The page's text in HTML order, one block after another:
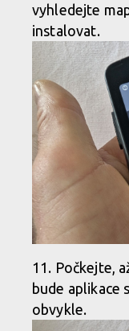
vyhledejte
instalovat.
Počkejte,
bude aplikace
obvykle.